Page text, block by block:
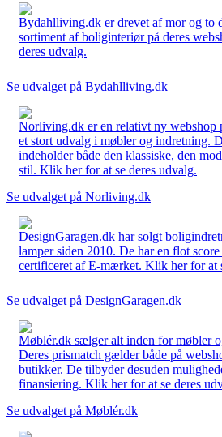
Bydahlliving.dk er drevet af mor og to
sortiment af boliginteriør på deres
deres udvalg.
Se udvalget på Bydahlliving.dk
Norliving.dk er en relativt ny webshop
et stort udvalg i møbler og indretning.
indeholder både den klassiske, den
stil. Klik her for at se deres udvalg.
Se udvalget på Norliving.dk
DesignGaragen.dk har solgt
lamper siden 2010. De har en flot
certificeret af E-mærket. Klik her for at
Se udvalget på DesignGaragen.dk
Møblér.dk sælger alt inden for møbler
Deres prismatch gælder både på
butikker. De tilbyder desuden
finansiering. Klik her for at se deres
Se udvalget på Møblér.dk